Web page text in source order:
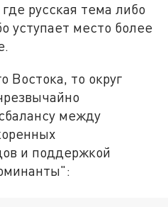
русская тема либо
уступает место более
Востока, то округ
между
и поддержкой